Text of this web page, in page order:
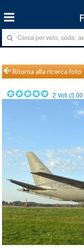
Ritorna alla ricerca foto
2 Voti (5.00